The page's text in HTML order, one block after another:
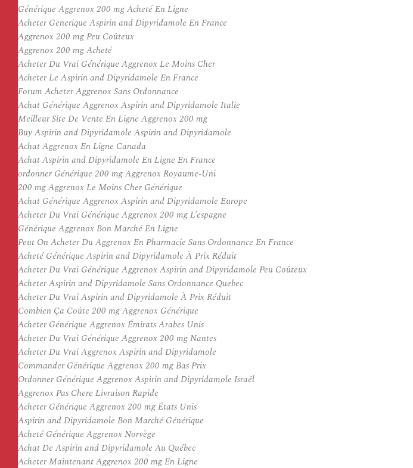
Générique Aggrenox 200 mg Acheté En Ligne
Acheter Generique Aspirin and Dipyridamole En France
Aggrenox 200 mg Peu Coûteux
Aggrenox 200 mg Acheté
Acheter Du Vrai Générique Aggrenox Le Moins Cher
Acheter Le Aspirin and Dipyridamole En France
Forum Acheter Aggrenox Sans Ordonnance
Achat Générique Aggrenox Aspirin and Dipyridamole Italie
Meilleur Site De Vente En Ligne Aggrenox 200 mg
Buy Aspirin and Dipyridamole Aspirin and Dipyridamole
Achat Aggrenox En Ligne Canada
Achat Aspirin and Dipyridamole En Ligne En France
ordonner Générique 200 mg Aggrenox Royaume-Uni
200 mg Aggrenox Le Moins Cher Générique
Achat Générique Aggrenox Aspirin and Dipyridamole Europe
Acheter Du Vrai Générique Aggrenox 200 mg L’espagne
Générique Aggrenox Bon Marché En Ligne
Peut On Acheter Du Aggrenox En Pharmacie Sans Ordonnance En France
Acheté Générique Aspirin and Dipyridamole À Prix Réduit
Acheter Du Vrai Générique Aggrenox Aspirin and Dipyridamole Peu Coûteux
Acheter Aspirin and Dipyridamole Sans Ordonnance Quebec
Acheter Du Vrai Aspirin and Dipyridamole À Prix Réduit
Combien Ça Coûte 200 mg Aggrenox Générique
Acheter Générique Aggrenox Émirats Arabes Unis
Acheter Du Vrai Générique Aggrenox 200 mg Nantes
Acheter Du Vrai Aggrenox Aspirin and Dipyridamole
Commander Générique Aggrenox 200 mg Bas Prix
Ordonner Générique Aggrenox Aspirin and Dipyridamole Israël
Aggrenox Pas Chere Livraison Rapide
Acheter Générique Aggrenox 200 mg États Unis
Aspirin and Dipyridamole Bon Marché Générique
Acheté Générique Aggrenox Norvège
Achat De Aspirin and Dipyridamole Au Québec
Acheter Maintenant Aggrenox 200 mg En Ligne